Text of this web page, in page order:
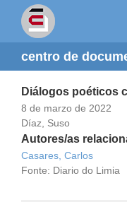
centro de
Diálogos poéticos
8 de marzo de 2022
Díaz, Suso
Autores/as
Casares, Carlos
Fonte: Diario do Limia